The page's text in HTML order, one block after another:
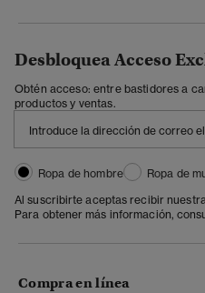
Desbloquea Acceso
Obtén acceso: entre bastidores a
productos y ventas.
Ropa de hombre
Ropa de
Al suscribirte aceptas recibir
Para obtener más información,
Compra en línea